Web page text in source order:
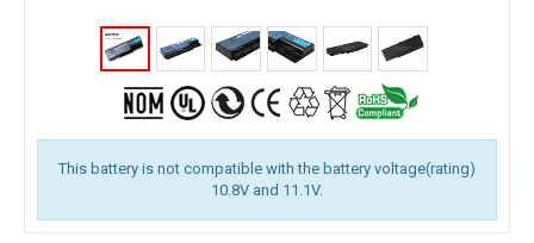
This battery is not compatible with the battery voltage(rating)
10.8V and 11.1V.